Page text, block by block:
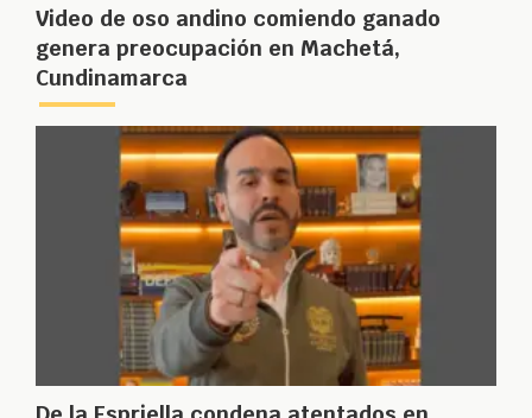
Video de oso andino comiendo ganado
genera preocupación en Machetá,
Cundinamarca